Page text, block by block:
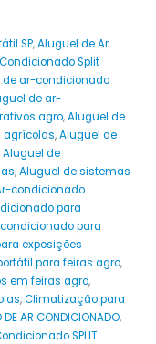
SP,Aluguel de Ar
Split
de ar-condicionado
de ar-
agro,Aluguel de
agrícolas,Aluguel de
Aluguel de
,Aluguel de sistemas
condicionado
para
para
exposições
para feiras agro,
em feiras agro,
,Climatização para
DE AR CONDICIONADO,
SPLIT